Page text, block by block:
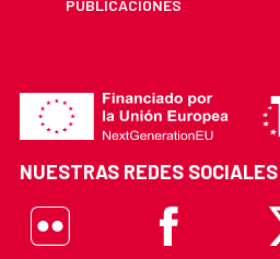
PUBLICACIONES
NUESTRAS REDES SOCIALES
Flickr
Facebook X